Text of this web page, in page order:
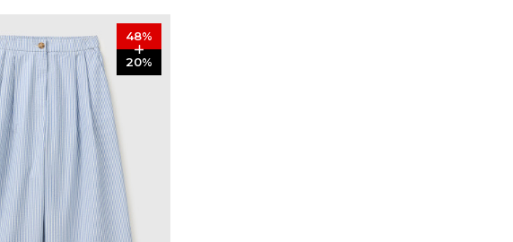
48%
20%